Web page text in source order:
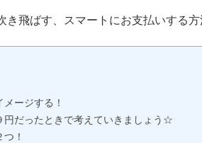
き飛ばす、スマートにお支払いする方
ージする！
円だったときで考えていきましょう☆
！